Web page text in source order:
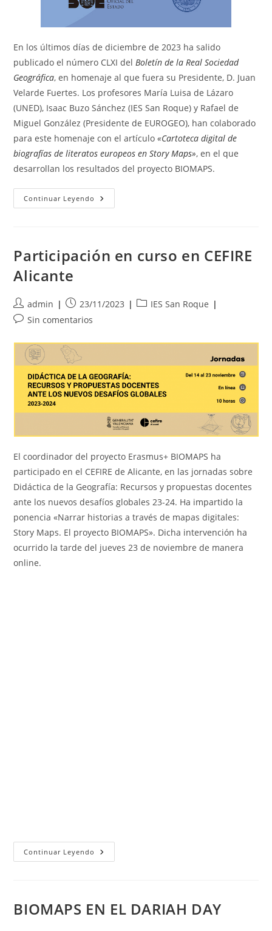
En los últimos días de diciembre de 2023 ha salido
publicado el número CLXI delBoletín de la Real Sociedad
Geográfica, en homenaje al que fuera su Presidente, D. Juan
Velarde Fuertes. Los profesores María Luisa de Lázaro
(UNED), Isaac Buzo Sánchez (IES San Roque) y Rafael de
Miguel González (Presidente de EUROGEO), han colaborado
para este homenaje con el artículo «Cartoteca digital de
biografías de literatos europeos en Story Maps», en el que
desarrollan los resultados del proyecto BIOMAPS.
Continuar Leyendo Artículo
En
Real
Sociedad
Participación en curso en CEFIRE
Alicante
Autor
de
entrada:
admin
Publicación
de
entrada:
23/11/2023
Categoría
entrada:
IES San Roque
Comentarios
la
entrada:
Sin comentarios
El coordinador del proyecto Erasmus+ BIOMAPS ha
participado en el CEFIRE de Alicante, en las jornadas sobre
Didáctica de la Geografía: Recursos y propuestas docentes
ante los nuevos desafíos globales 23-24. Ha impartido la
ponencia «Narrar historias a través de mapas digitales:
Story Maps. El proyecto BIOMAPS». Dicha intervención ha
ocurrido la tarde del jueves 23 de noviembre de manera
online.
Continuar Leyendo Participación
En
BIOMAPS EN EL DARIAH DAY